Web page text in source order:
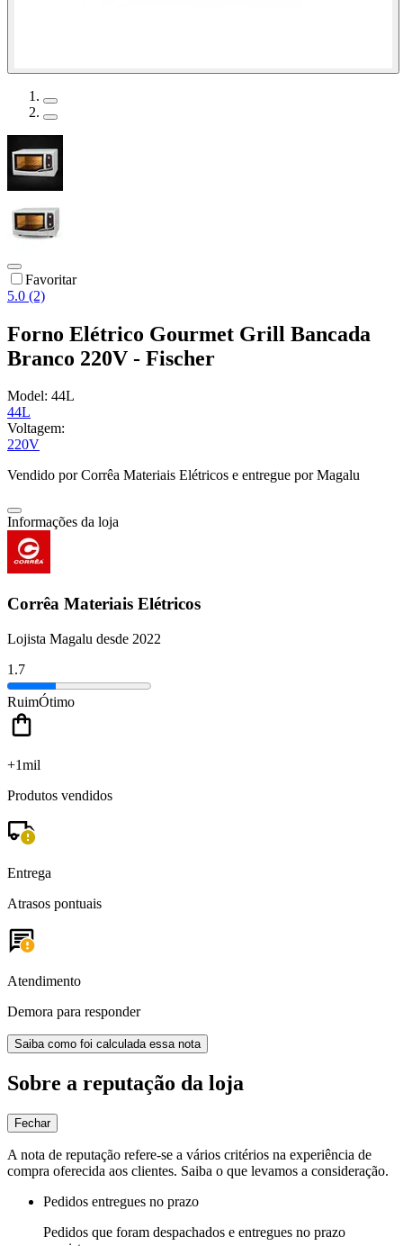
Favoritar
5.0 (2)
Forno Elétrico Gourmet Grill Bancada
Branco 220V - Fischer
Model: 44L
44L
Voltagem:
220V
Vendido porCorrêa Materiais Elétricos e entregue por Magalu
Informações da loja
Corrêa Materiais Elétricos
Lojista Magalu desde 2022
1.7
RuimÓtimo
+1mil
Produtos vendidos
Entrega
Atrasos pontuais
Atendimento
Demora para responder
Saiba como foi calculada essa nota
Sobre a reputação da loja
Fechar
A nota de reputação refere-se a vários critérios na experiência de
compra oferecida aos clientes. Saiba o que levamos a consideração.
Pedidos entregues no prazo
Pedidos que foram despachados e entregues no prazo